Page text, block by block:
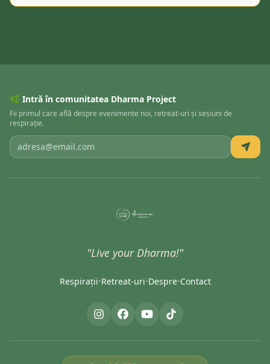
🌿 Intră în comunitatea Dharma Project
Fii primul care află despre evenimente noi, retreat-uri și sesiuni de
respirație.
"Live your Dharma!"
Respirații•Retreat-uri•Despre•Contact